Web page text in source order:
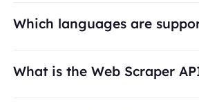
Which languages are
What is the Web Scraper